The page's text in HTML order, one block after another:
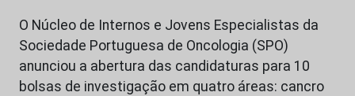
O Núcleo de Internos e Jovens Especialistas da
Sociedade Portuguesa de Oncologia (SPO)
anunciou a abertura das candidaturas para 10
bolsas de investigação em quatro áreas: cancro